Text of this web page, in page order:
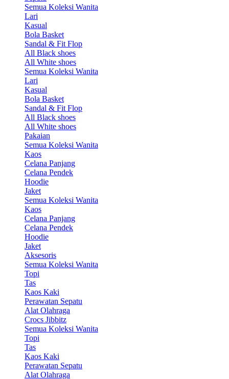
Semua Koleksi Wanita
Lari
Kasual
Bola Basket
Sandal & Fit Flop
All Black shoes
All White shoes
Semua Koleksi Wanita
Lari
Kasual
Bola Basket
Sandal & Fit Flop
All Black shoes
All White shoes
Pakaian
Semua Koleksi Wanita
Kaos
Celana Panjang
Celana Pendek
Hoodie
Jaket
Semua Koleksi Wanita
Kaos
Celana Panjang
Celana Pendek
Hoodie
Jaket
Aksesoris
Semua Koleksi Wanita
Topi
Tas
Kaos Kaki
Perawatan Sepatu
Alat Olahraga
Crocs Jibbitz
Semua Koleksi Wanita
Topi
Tas
Kaos Kaki
Perawatan Sepatu
Alat Olahraga